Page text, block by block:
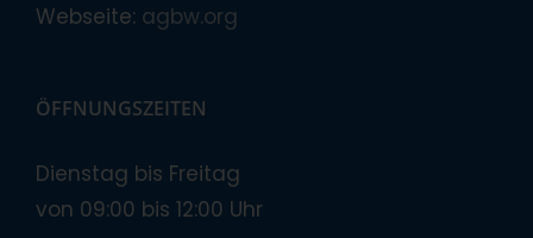
Webseite: agbw.org
ÖFFNUNGSZEITEN
Dienstag bis Freitag
von 09:00 bis 12:00 Uhr